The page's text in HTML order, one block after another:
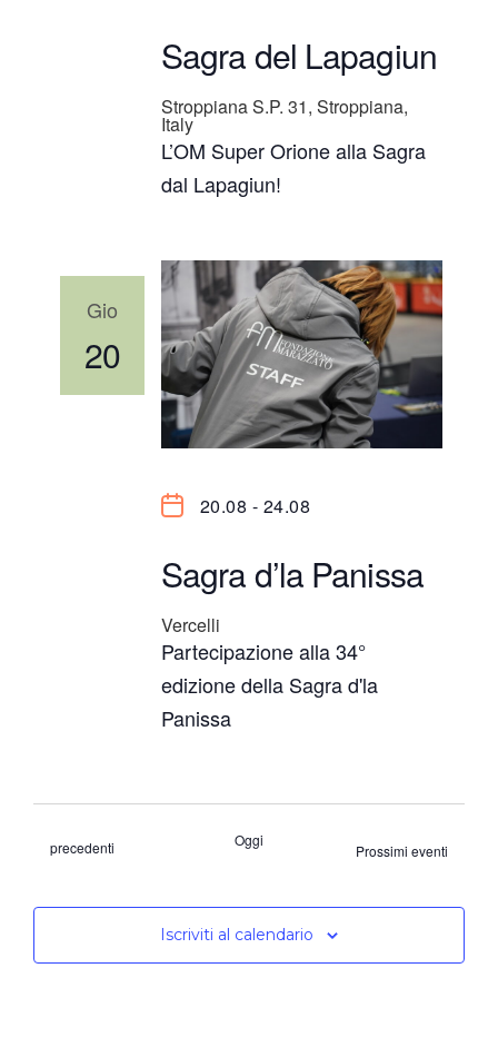
Sagra del Lapagiun
StroppianaS.P. 31, Stroppiana,
Italy
L’OM Super Orione alla Sagra
dal Lapagiun!
Gio
20
20.08 - 24.08
Sagra d’la Panissa
Vercelli
Partecipazione alla 34°
edizione della Sagra d'la
Panissa
Eventi
precedenti Oggi
Prossimi eventi
Iscriviti al calendario